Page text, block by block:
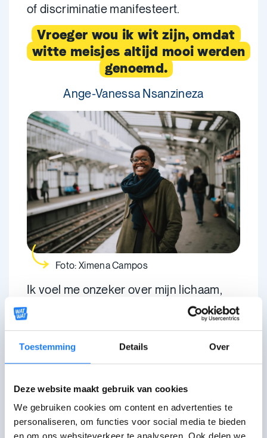
Toestemming Details Over
Deze website maakt gebruik van cookies
We gebruiken cookies om content en advertenties te
personaliseren, om functies voor social media te bieden
of discriminatie manifesteert.
Vroeger wou ik wit zijn, omdat
witte meisjes altijd mooi werden
genoemd.
Ange-Vanessa Nsanzineza
Foto: Ximena Campos
Ik voel me onzeker over mijn lichaam,
want ik heb geen blauwe ogen en lang
haar. Vroeger wou ik wit zijn, omdat witte
was enkel mooi ‘
Ik ben ongerust, omdat ik twee keer zo
hard moet werken om gezien te kunnen
worden als een volwaardige werknemer.